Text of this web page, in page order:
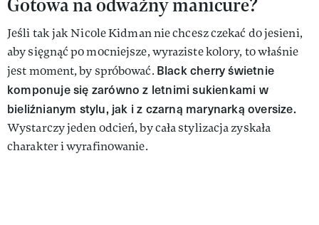
Jeśli tak jak Nicole Kidman nie chcesz czekać do jesieni,
aby sięgnąć po mocniejsze, wyraziste kolory, to właśnie
jest moment, by spróbować. Black cherry świetnie
komponuje się zarówno z letnimi sukienkami w
bieliźnianym stylu, jak i z czarną marynarką oversize.
Wystarczy jeden odcień, by cała stylizacja zyskała
charakter i wyrafinowanie.